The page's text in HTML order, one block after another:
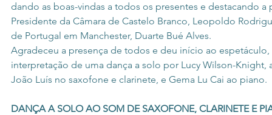
dando as boas-vindas a todos os presentes e destacando
Presidente da Câmara de Castelo Branco, Leopoldo
de Portugal em Manchester, Duarte Bué Alves.
Agradeceu a presença de todos e deu início ao
interpretação de uma dança a solo por Lucy Wilson-
João Luís no saxofone e clarinete, e Gema Lu Cai ao piano.
DANÇA A SOLO AO SOM DE SAXOFONE, CLARINETE E